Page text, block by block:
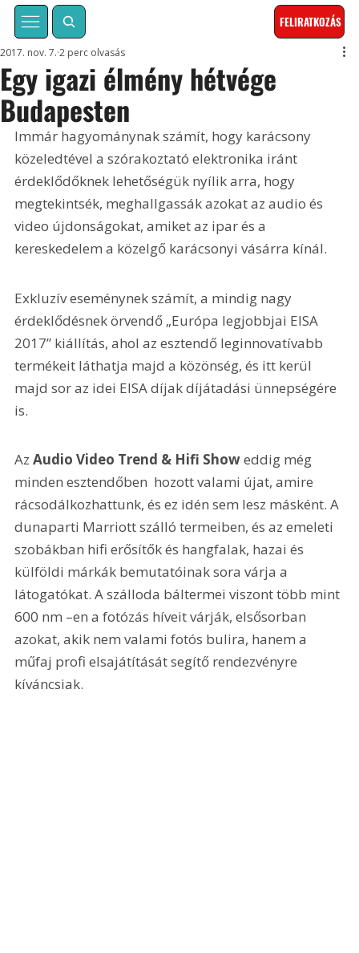
FELIRATKOZÁS
Egy igazi élmény hétvége
Budapesten
2017. nov. 7. 2 perc olvasás
Immár hagyománynak számít, hogy karácsony
közeledtével a szórakoztató elektronika iránt
érdeklődőknek lehetőségük nyílik arra, hogy
megtekintsék, meghallgassák azokat az audio és
video újdonságokat, amiket az ipar és a
kereskedelem a közelgő karácsonyi vásárra kínál.
Exkluzív eseménynek számít, a mindig nagy
érdeklődésnek örvendő „Európa legjobbjai EISA
2017” kiállítás, ahol az esztendő leginnovatívabb
termékeit láthatja majd a közönség, és itt kerül
majd sor az idei EISA díjak díjátadási ünnepségére
is.
Az Audio Video Trend & Hifi Show eddig még
minden esztendőben  hozott valami újat, amire
rácsodálkozhattunk, és ez idén sem lesz másként. A
dunaparti Marriott szálló termeiben, és az emeleti
szobákban hifi erősítők és hangfalak, hazai és
külföldi márkák bemutatóinak sora várja a
látogatókat. A szálloda báltermei viszont több mint
600 nm –en a fotózás híveit várják, elsősorban
azokat, akik nem valami fotós bulira, hanem a
műfaj profi elsajátítását segítő rendezvényre
kíváncsiak.